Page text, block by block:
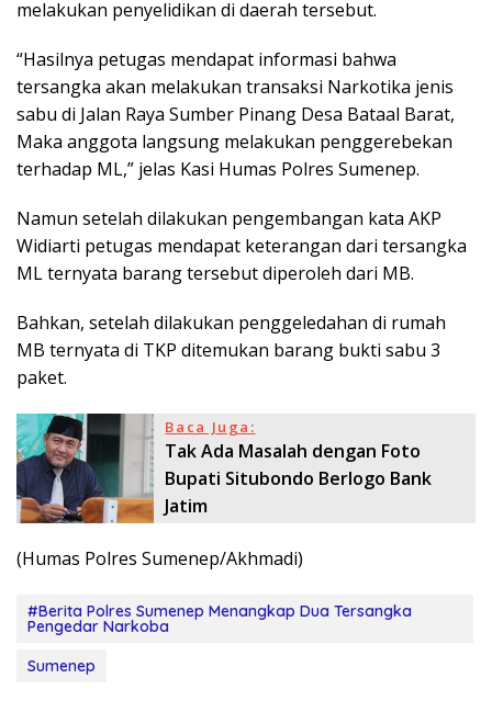
melakukan penyelidikan di daerah tersebut.
“Hasilnya petugas mendapat informasi bahwa
tersangka akan melakukan transaksi Narkotika jenis
sabu di Jalan Raya Sumber Pinang Desa Bataal Barat,
Maka anggota langsung melakukan penggerebekan
terhadap ML,” jelas Kasi Humas Polres Sumenep.
Namun setelah dilakukan pengembangan kata AKP
Widiarti petugas mendapat keterangan dari tersangka
ML ternyata barang tersebut diperoleh dari MB.
Bahkan, setelah dilakukan penggeledahan di rumah
MB ternyata di TKP ditemukan barang bukti sabu 3
paket.
Baca Juga:
Tak Ada Masalah dengan Foto
Bupati Situbondo Berlogo Bank
Jatim
(Humas Polres Sumenep/Akhmadi)
#Berita Polres Sumenep Menangkap Dua Tersangka
Pengedar Narkoba
Sumenep